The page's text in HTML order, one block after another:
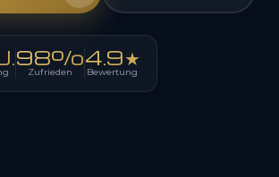
98%
Zufrieden
4.9★
Bewertung